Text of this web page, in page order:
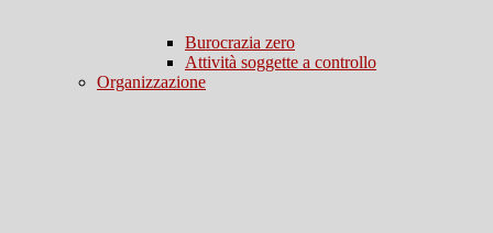
Burocrazia zero
Attività soggette a controllo
Organizzazione